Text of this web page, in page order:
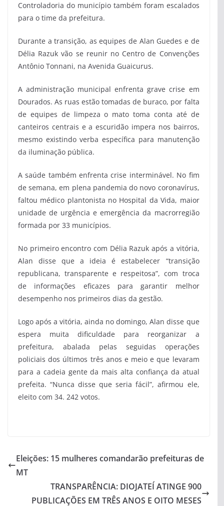
Controladoria do município também foram escalados
para o time da prefeitura.
Durante a transição, as equipes de Alan Guedes e de
Délia Razuk vão se reunir no Centro de Convenções
Antônio Tonnani, na Avenida Guaicurus.
A administração municipal enfrenta grave crise em
Dourados. As ruas estão tomadas de buraco, por falta
de equipes de limpeza o mato toma conta até de
canteiros centrais e a escuridão impera nos bairros,
mesmo existindo verba específica para manutenção
da iluminação pública.
A saúde também enfrenta crise interminável. No fim
de semana, em plena pandemia do novo coronavírus,
faltou médico plantonista no Hospital da Vida, maior
unidade de urgência e emergência da macrorregião
formada por 33 municípios.
No primeiro encontro com Délia Razuk após a vitória,
Alan disse que a ideia é estabelecer “transição
republicana, transparente e respeitosa”, com troca
de informações eficazes para garantir melhor
desempenho nos primeiros dias da gestão.
Logo após a vitória, ainda no domingo, Alan disse que
espera muita dificuldade para reorganizar a
prefeitura, abalada pelas seguidas operações
policiais dos últimos três anos e meio e que levaram
para a cadeia gente da mais alta confiança da atual
prefeita. “Nunca disse que seria fácil”, afirmou ele,
eleito com 34. 242 votos.
Eleições: 15 mulheres comandarão prefeituras de
MT
TRANSPARÊNCIA: DIOJATEÍ ATINGE 900
PUBLICAÇÕES EM TRÊS ANOS E OITO MESES